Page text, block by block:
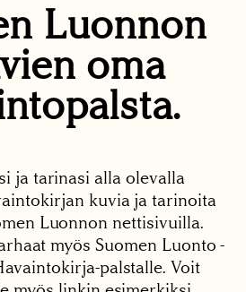
Luonnon
oma
ja tarinasi alla olevalla
kuvia ja tarinoita
Luonnon nettisivuilla.
myös Suomen Luonto -
palstalle. Voit